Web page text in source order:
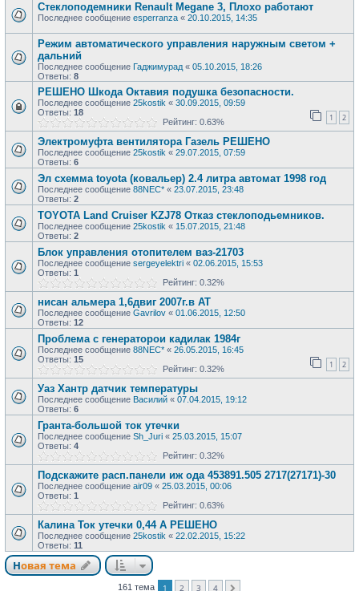
Стеклоподемники Renault Megane 3, Плохо работают
Последнее сообщение esperranza « 20.10.2015, 14:35
Режим автоматического управления наружным светом +
дальний
Последнее сообщение Гаджимурад « 05.10.2015, 18:26
Ответы: 8
РЕШЕНО Шкода Октавия подушка безопасности.
Последнее сообщение 25kostik « 30.09.2015, 09:59
Ответы: 18 1 2
Рейтинг: 0.63%
Электромуфта вентилятора Газель РЕШЕНО
Последнее сообщение 25kostik « 29.07.2015, 07:59
Ответы: 6
Эл схемма toyota (ковальер) 2.4 литра автомат 1998 год
Последнее сообщение 88NEC* « 23.07.2015, 23:48
Ответы: 2
TOYOTA Land Cruiser KZJ78 Отказ стеклоподьемников.
Последнее сообщение 25kostik « 15.07.2015, 21:48
Ответы: 2
Блок управления отопителем ваз-21703
Последнее сообщение sergeyelektri « 02.06.2015, 15:53
Ответы: 1
Рейтинг: 0.32%
нисан альмера 1,6двиг 2007г.в AT
Последнее сообщение Gavrilov « 01.06.2015, 12:50
Ответы: 12
Проблема с генераторои кадилак 1984г
Последнее сообщение 88NEC* « 26.05.2015, 16:45
Ответы: 15 1 2
Рейтинг: 0.32%
Уаз Хантр датчик температуры
Последнее сообщение Василий « 07.04.2015, 19:12
Ответы: 6
Гранта-большой ток утечки
Последнее сообщение Sh_Juri « 25.03.2015, 15:07
Ответы: 4
Рейтинг: 0.32%
Подскажите расп.панели иж ода 453891.505 2717(27171)-30
Последнее сообщение air09 « 25.03.2015, 00:06
Ответы: 1
Рейтинг: 0.63%
Калина Ток утечки 0,44 А РЕШЕНО
Последнее сообщение 25kostik « 22.02.2015, 15:22
Ответы: 11
Новая тема
161 тема 1 2 3 4